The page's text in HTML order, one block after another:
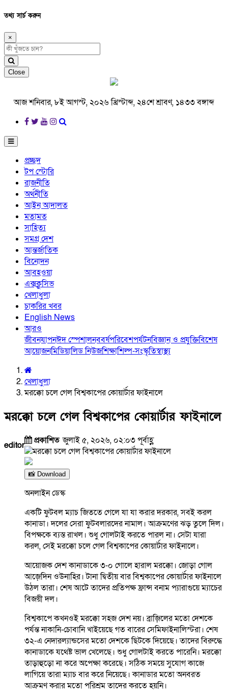
তথ্য সার্চ করুন
×
Close
আজ শনিবার, ৮ই আগস্ট, ২০২৬ খ্রিস্টাব্দ, ২৪শে শ্রাবণ, ১৪৩৩ বঙ্গাব্দ
প্রচ্ছদ
টপ স্টোরি
রাজনীতি
অর্থনীতি
আইন আদালত
মতামত
সাহিত্য
সমগ্র দেশ
আন্তর্জাতিক
বিনোদন
আবহওয়া
এক্সক্লুসিভ
খেলাধুলা
চাকরির খবর
English News
আরও
জীবনযাপনঈদ স্পেশালনববর্ষপরিবেশপর্যটনবিজ্ঞান ও প্রযুক্তিবিশেষ
আয়োজনমিডিয়ালিড নিউজশিক্ষাশিল্প-সংস্কৃতিস্বাস্থ্য
খেলাধুলা
মরক্কো চলে গেল বিশ্বকাপের কোয়ার্টার ফাইনালে
মরক্কো চলে গেল বিশ্বকাপের কোয়ার্টার ফাইনালে
editor প্রকাশিতজুলাই ৫, ২০২৬, ০২:০৩ পূর্বাহ্ণ
📸 Download
অনলাইন ডেস্ক
একটি ফুটবল ম্যাচ জিততে গেলে যা যা করার দরকার, সবই করল
কানাডা। দলের সেরা ফুটবলারদের নামাল। আক্রমণের ঝড় তুলে দিল।
বিপক্ষকে ব্যস্ত রাখল। শুধু গোলটাই করতে পারল না। সেটা যারা
করল, সেই মরক্কো চলে গেল বিশ্বকাপের কোয়ার্টার ফাইনালে।
আয়োজক দেশ কানাডাকে ৩-০ গোলে হারাল মরক্কো। জোড়া গোল
আজ়েদিন ওউনাহির। টানা দ্বিতীয় বার বিশ্বকাপের কোয়ার্টার ফাইনালে
উঠল তারা। শেষ আটে তাদের প্রতিপক্ষ ফ্রান্স বনাম প্যারাগুয়ে ম্যাচের
বিজয়ী দল।
বিশ্বকাপে কখনওই মরক্কো সহজ দেশ নয়। ব্রাজ়িলের মতো দেশকে
পর্যন্ত নাকানি-চোবানি খাইয়েছে গত বারের সেমিফাইনালিস্টরা। শেষ
৩২-এ নেদারল্যান্ডসের মতো দেশকে ছিটকে দিয়েছে। তাদের বিরুদ্ধে
কানাডাকে যথেষ্ট ভাল খেলেছে। শুধু গোলটাই করতে পারেনি। মরক্কো
তাড়াহুড়ো না করে অপেক্ষা করেছে। সঠিক সময়ে সুযোগ কাজে
লাগিয়ে তারা ম্যাচ বার করে নিয়েছে। কানাডার মতো অনবরত
আক্রমণ করার মতো পরিশ্রম তাদের করতে হয়নি।